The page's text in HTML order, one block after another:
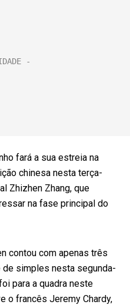
fará a sua estreia na
chinesa nesta terça-
Zhizhen Zhang, que
na fase principal do
contou com apenas três
simples nesta segunda-
para a quadra neste
o francês Jeremy Chardy,